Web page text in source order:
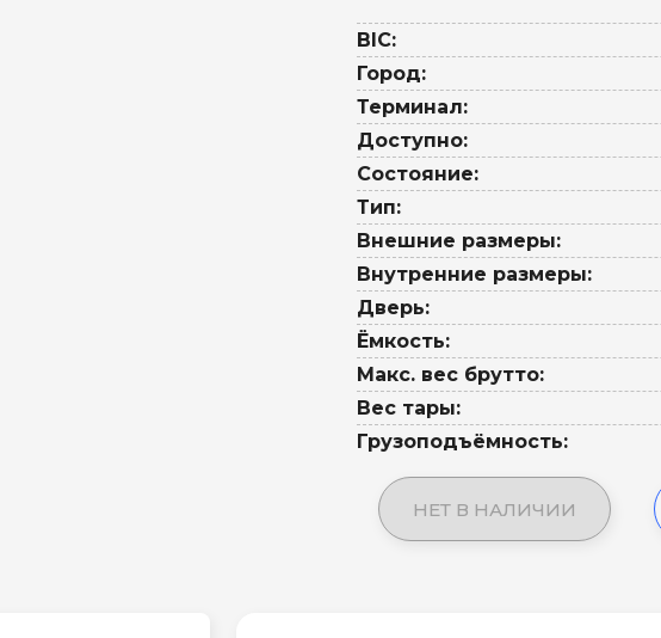
BIC:
Город:
Терминал:
Доступно:
Состояние:
Тип:
Внешние размеры:
Внутренние размеры:
Дверь:
Ёмкость:
Макс. вес брутто:
Вес тары:
Грузоподъёмность:
НЕТ В НАЛИЧИИ